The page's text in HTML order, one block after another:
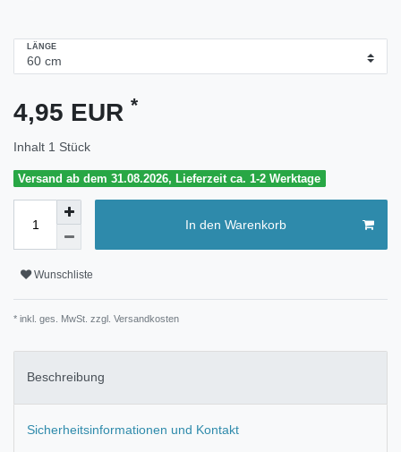
LÄNGE
4,95 EUR *
Inhalt 1 Stück
Versand ab dem 31.08.2026, Lieferzeit ca. 1-2 Werktage
In den Warenkorb
Wunschliste
* inkl. ges. MwSt. zzgl. Versandkosten
Beschreibung
Sicherheitsinformationen und Kontakt